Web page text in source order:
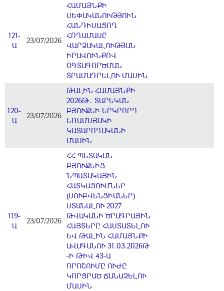
121-
Ա
23/07/2026
ՀԱՄԱՅՆՔԻ
ՍԵՓԱԿԱՆՈՒԹՅՈՒՆ
ՀԱՆԴԻՍԱՑՈՂ
ՀՈՂԱՄԱՍԸ
ՎԱՐՁԱԿԱԼՈՒԹՅԱՆ
ԻՐԱՎՈՒՆՔՈՎ
ՕԳՏԱԳՈՐԾՄԱՆ
ՏՐԱՄԱԴՐԵԼՈՒ ՄԱՍԻՆ
120-
Ա
23/07/2026
ԹԱԼԻՆ ՀԱՄԱՅՆՔԻ
2026Թ․ ՏԱՐԵԿԱՆ
ԲՅՈՒՋԵԻ ԵՐԿՐՈՐԴ
ԵՌԱՄՍՅԱԿԻ
ԿԱՏԱՐՈՂԱԿԱՆԻ
ՄԱՍԻՆ
119-
Ա
23/07/2026
ՀՀ ՊԵՏԱԿԱՆ
ԲՅՈՒՋԵԻՑ
ՆՊԱՏԱԿԱՅԻՆ
ՀԱՏԿԱՑՈՒՄՆԵՐ
(ՍՈՒԲՎԵՆՑԻԱՆԵՐ)
ՍՏԱՆԱԼՈՒ 2027
ԹՎԱԿԱՆԻ ԾՐԱԳՐԱՅԻՆ
ՀԱՅՏԵՐԸ ՀԱՍՏԱՏԵԼՈՒ
ԵՎ ԹԱԼԻՆ ՀԱՄԱՅՆՔԻ
ԱՎԱԳԱՆՈՒ 31.03.2026Թ
-Ի ԹԻՎ 43-Ա
ՈՐՈՇՈՒՄԸ ՈՒԺԸ
ԿՈՐՑՐԱԾ ՃԱՆԱՉԵԼՈՒ
ՄԱՍԻՆ